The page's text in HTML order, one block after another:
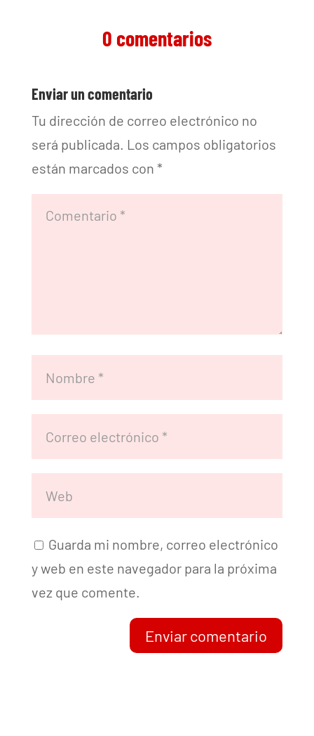
0 comentarios
Enviar un comentario
Tu dirección de correo electrónico no
será publicada. Los campos obligatorios
están marcados con *
Guarda mi nombre, correo electrónico
y web en este navegador para la próxima
vez que comente.
Enviar comentario